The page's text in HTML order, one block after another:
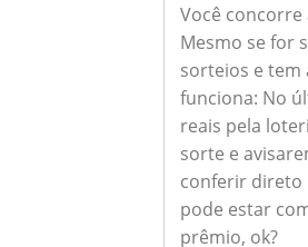
Você
Mesmo se for
sorteios e tem
funciona: No
reais pela
sorte e
conferir direto
pode estar
prêmio, ok?